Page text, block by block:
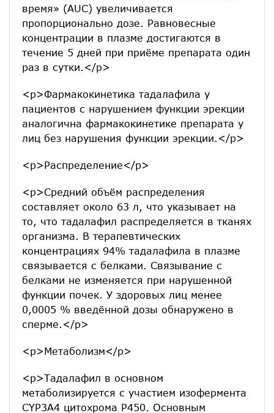
время» (AUC) увеличивается
пропорционально дозе. Равновесные
концентрации в плазме достигаются в
течение 5 дней при приёме препарата один
раз в сутки.</p>
<p>Фармакокинетика тадалафила у
пациентов с нарушением функции эрекции
аналогична фармакокинетике препарата у
лиц без нарушения функции эрекции.</p>
<p>Распределение</p>
<p>Средний объём распределения
составляет около 63 л, что указывает на
то, что тадалафил распределяется в тканях
организма. В терапевтических
концентрациях 94% тадалафила в плазме
связывается с белками. Связывание с
белками не изменяется при нарушенной
функции почек. У здоровых лиц менее
0,0005 % введённой дозы обнаружено в
сперме.</p>
<p>Метаболизм</p>
<p>Тадалафил в основном
метаболизируется с участием изофермента
CYP3А4 цитохрома Р450. Основным